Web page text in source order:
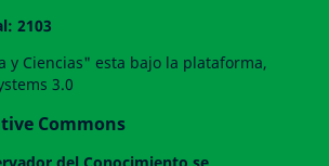
2103
y Ciencias" esta bajo la plataforma,
3.0
Commons